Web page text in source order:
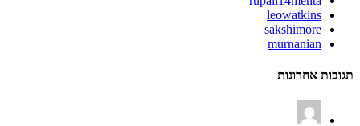
leowatkins
sakshimore
murnanian
תגובות אחרונות